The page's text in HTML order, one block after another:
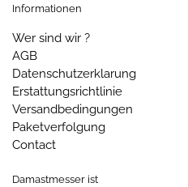
Informationen
Wer sind wir ?
AGB
Datenschutzerklarung
Erstattungsrichtlinie
Versandbedingungen
Paketverfolgung
Contact
Damastmesser ist